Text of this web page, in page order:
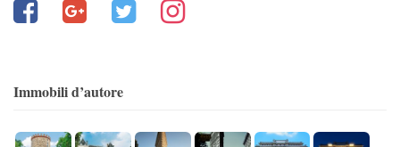
Immobili d’autore